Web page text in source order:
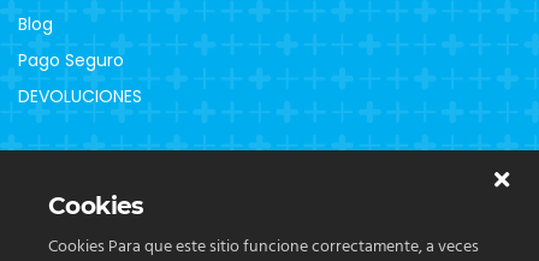
Blog
Pago Seguro
DEVOLUCIONES
Contacto
Cookies
Cookies Para que este sitio funcione correctamente, a veces